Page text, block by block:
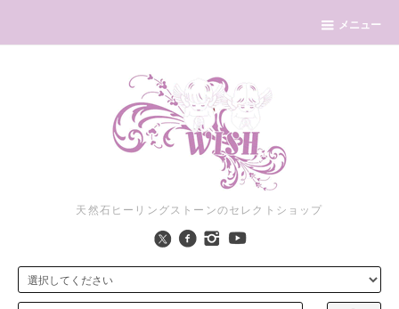
メニュー
天然石ヒーリングストーンのセレクトショップ